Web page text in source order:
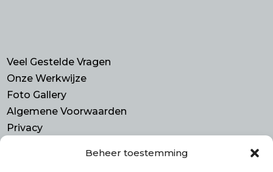
Beheer toestemming
Veel Gestelde Vragen
Onze Werkwijze
Foto Gallery
Algemene Voorwaarden
Privacy